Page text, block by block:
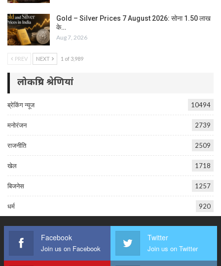
Gold – Silver Prices 7 August 2026: सोना 1.50 लाख
के…
Aug 7, 2026
PREV NEXT 1 of 3,989
लोकप्रिय श्रेणियां
ब्रेकिंग न्यूज 10494
मनोरंजन 2739
राजनीति 2509
खेल 1718
बिजनेस 1257
धर्म 920
Facebook
Join us on Facebook
Twitter
Join us on Twitter